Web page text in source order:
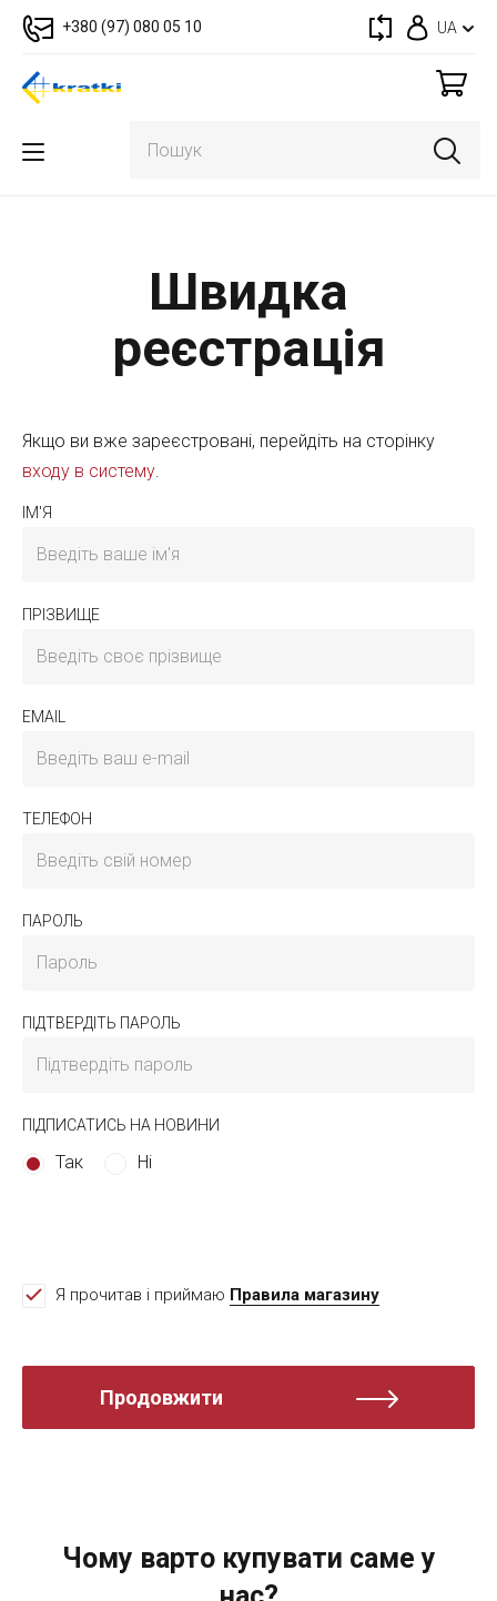
+380 (97) 080 05 10 UA
Швидка
реєстрація
Якщо ви вже зареєстровані, перейдіть на сторінку
входу в систему.
IМ'Я
ПРІЗВИЩЕ
EMAIL
ТЕЛЕФОН
ПАРОЛЬ
ПІДТВЕРДІТЬ ПАРОЛЬ
ПІДПИСАТИСЬ НА НОВИНИ
Так Ні
Я прочитав і приймаю Правила магазину
Продовжити
Чому варто купувати саме у